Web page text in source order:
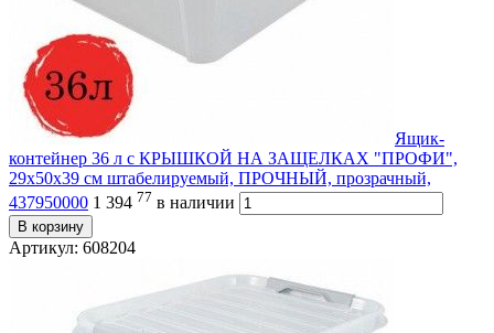
Ящик-
контейнер 36 л с КРЫШКОЙ НА ЗАЩЕЛКАХ "ПРОФИ",
29х50х39 см штабелируемый, ПРОЧНЫЙ, прозрачный,
437950000 1 394 77 в наличии
В корзину
Артикул: 608204